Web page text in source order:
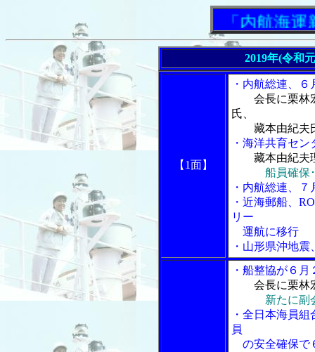
「内航海運新聞
2019年(令和
【1面】
・内航総連、
会長に栗林
氏、
藏本由紀夫
・海洋共育セ
藏本由紀夫
船員確保
・内航総連、
・近海郵船、
リー
運航に移行
・山形県沖地
・船整協が６
会長に栗林
新たに副
・全日本海員
員
の安全確保で